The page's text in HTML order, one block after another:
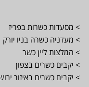
> מסעדות כשרות בפריז
> מעדניה כשרה בניו יורק
> המלצות ליין כשר
> יקבים כשרים בצפון
> יקבים כשרים באיזור